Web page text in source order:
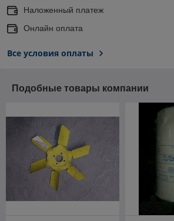
Наложенный платеж
Онлайн оплата
Все условия оплаты
Подобные товары компании